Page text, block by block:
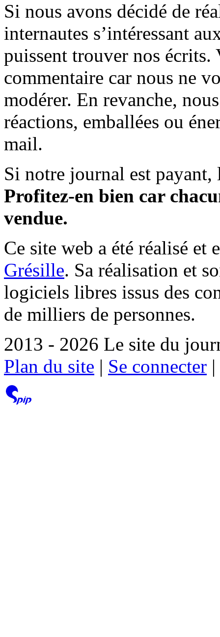
Si nous avons décidé de
internautes s’intéressant
puissent trouver nos écrits.
commentaire car nous ne
modérer. En revanche,
réactions, emballées ou
mail.
Si notre journal est payant,
Profitez-en bien car
vendue.
Ce site web a été réalisé et
Grésille. Sa réalisation et
logiciels libres issus des
de milliers de personnes.
2013 - 2026 Le site du
Plan du site | Se connecter |